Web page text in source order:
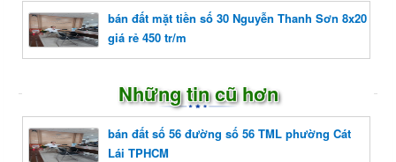
bán đất mặt tiền số 30 Nguyễn Thanh Sơn 8x20
giá rẻ 450 tr/m
Những tin cũ hơn
bán đất số 56 đường số 56 TML phường Cát
Lái TPHCM